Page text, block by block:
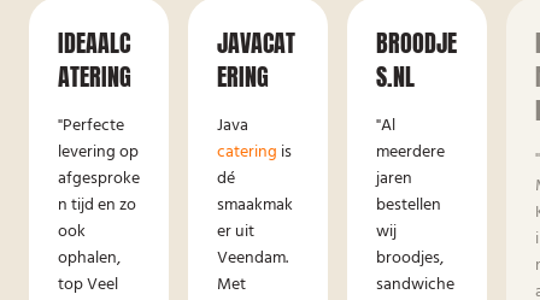
IDEAALC
ATERING
"Perfecte
levering op
afgesproke
n tijd en zo
ook
ophalen,
top Veel
JAVACAT
ERING
Java
catering is
dé
smaakmak
er uit
Veendam.
Met
BROODJE
S.NL
"Al
meerdere
jaren
bestellen
wij
broodjes,
sandwiche